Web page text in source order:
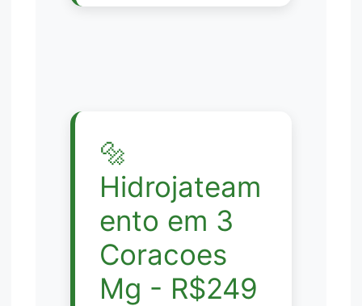
🔩
Hidrojateam
ento em 3
Coracoes
Mg - R$249